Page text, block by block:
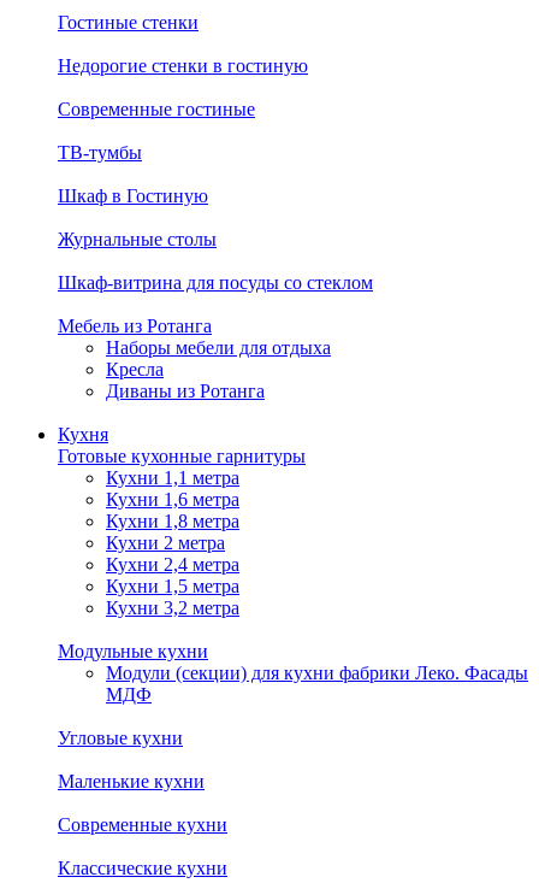
Гостиные стенки
Недорогие стенки в гостиную
Современные гостиные
ТВ-тумбы
Шкаф в Гостиную
Журнальные столы
Шкаф-витрина для посуды со стеклом
Мебель из Ротанга
Наборы мебели для отдыха
Кресла
Диваны из Ротанга
Кухня
Готовые кухонные гарнитуры
Кухни 1,1 метра
Кухни 1,6 метра
Кухни 1,8 метра
Кухни 2 метра
Кухни 2,4 метра
Кухни 1,5 метра
Кухни 3,2 метра
Модульные кухни
Модули (секции) для кухни фабрики Леко. Фасады
МДФ
Угловые кухни
Маленькие кухни
Современные кухни
Классические кухни